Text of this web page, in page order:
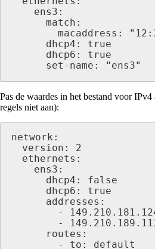
      set-name: "ens3"
Pas de waardes in het bestand voor
regels niet aan):
network: